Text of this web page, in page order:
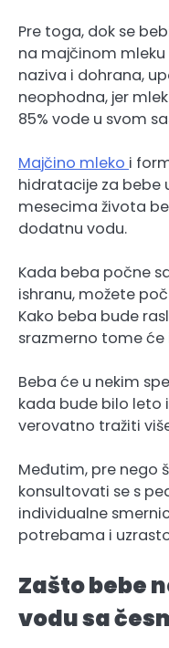
Pre toga, dok se
na majčinom mleku
naziva i dohrana,
neophodna, jer
85% vode u svom
Majčino mleko i
hidratacije za bebe
mesecima života
dodatnu vodu.
Kada beba počne
ishranu, možete
Kako beba bude
srazmerno tome
Beba će u nekim
kada bude bilo leto
verovatno tražiti
Međutim, pre nego
konsultovati se s
individualne
potrebama i
Zašto bebe
vodu sa